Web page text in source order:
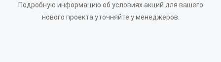
Подробную информацию об условиях акций для вашего
нового проекта уточняйте у менеджеров.